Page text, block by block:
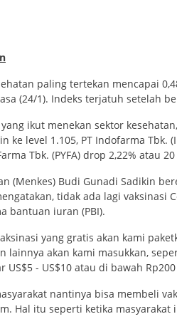
paling tertekan mencapai
(24/1). Indeks terjatuh setelah
ikut menekan sektor
ke level 1.105, PT Indofarma Tbk.
Tbk. (PYFA) drop 2,22% atau
(Menkes) Budi Gunadi Sadikin
tidak ada lagi vaksinasi
bantuan iuran (PBI).
yang gratis akan kami
lainnya akan kami masukkan,
US$5 - US$10 atau di bawah
nantinya bisa membeli
Hal itu seperti ketika